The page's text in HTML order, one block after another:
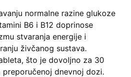
normalne razine glukoze
B6 i B12 doprinose
stvaranja energije i
živčanog sustava.
što je dovoljno za 30
preporučenoj dnevnoj dozi.